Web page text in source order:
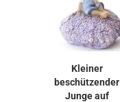
Kleiner
beschützender
Junge auf